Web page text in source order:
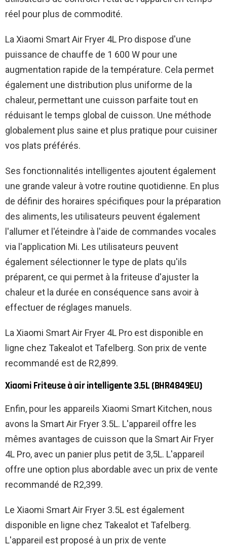
réel pour plus de commodité.
La Xiaomi Smart Air Fryer 4L Pro dispose d'une
puissance de chauffe de 1 600 W pour une
augmentation rapide de la température. Cela permet
également une distribution plus uniforme de la
chaleur, permettant une cuisson parfaite tout en
réduisant le temps global de cuisson. Une méthode
globalement plus saine et plus pratique pour cuisiner
vos plats préférés.
Ses fonctionnalités intelligentes ajoutent également
une grande valeur à votre routine quotidienne. En plus
de définir des horaires spécifiques pour la préparation
des aliments, les utilisateurs peuvent également
l'allumer et l'éteindre à l'aide de commandes vocales
via l'application Mi. Les utilisateurs peuvent
également sélectionner le type de plats qu'ils
préparent, ce qui permet à la friteuse d'ajuster la
chaleur et la durée en conséquence sans avoir à
effectuer de réglages manuels.
La Xiaomi Smart Air Fryer 4L Pro est disponible en
ligne chez Takealot et Tafelberg. Son prix de vente
recommandé est de R2,899.
Xiaomi Friteuse à air intelligente 3.5L (BHR4849EU)
Enfin, pour les appareils Xiaomi Smart Kitchen, nous
avons la Smart Air Fryer 3.5L. L'appareil offre les
mêmes avantages de cuisson que la Smart Air Fryer
4L Pro, avec un panier plus petit de 3,5L. L'appareil
offre une option plus abordable avec un prix de vente
recommandé de R2,399.
Le Xiaomi Smart Air Fryer 3.5L est également
disponible en ligne chez Takealot et Tafelberg.
L'appareil est proposé à un prix de vente